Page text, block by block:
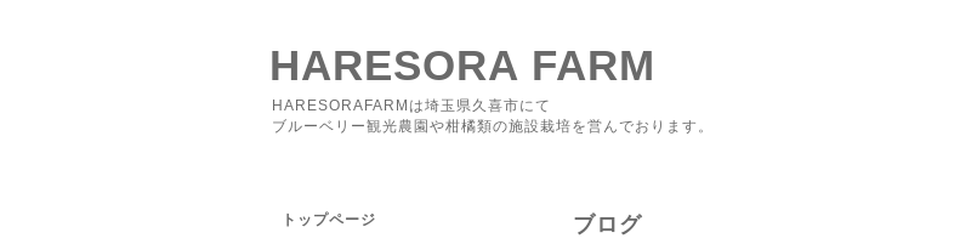
HARESORA FARM
HARESORAFARMは埼玉県久喜市にて
ブルーベリー観光農園や柑橘類の施設栽培を営んでおります。
ブログ
トップページ